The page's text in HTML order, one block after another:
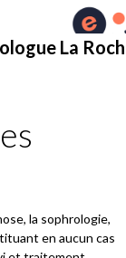
La
la sophrologie,
en aucun cas